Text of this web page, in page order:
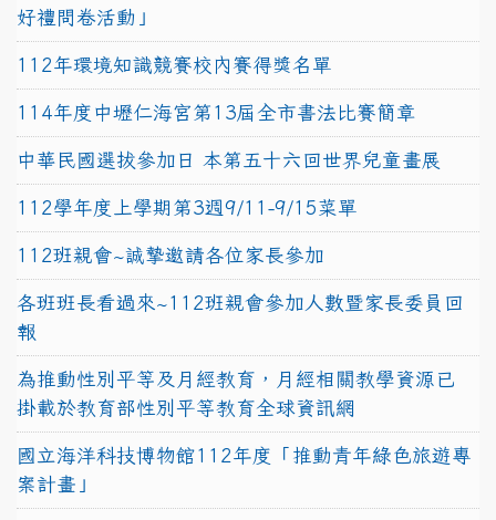
好禮問卷活動」
112年環境知識競賽校內賽得獎名單
114年度中壢仁海宮第13屆全市書法比賽簡章
中華民國選拔參加日 本第五十六回世界兒童畫展
112學年度上學期第3週9/11-9/15菜單
112班親會~誠摯邀請各位家長參加
各班班長看過來~112班親會參加人數暨家長委員回
報
為推動性別平等及月經教育，月經相關教學資源已
掛載於教育部性別平等教育全球資訊網
國立海洋科技博物館112年度「推動青年綠色旅遊專
案計畫」